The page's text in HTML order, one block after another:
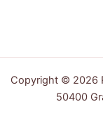
Copyright © 2026
50400